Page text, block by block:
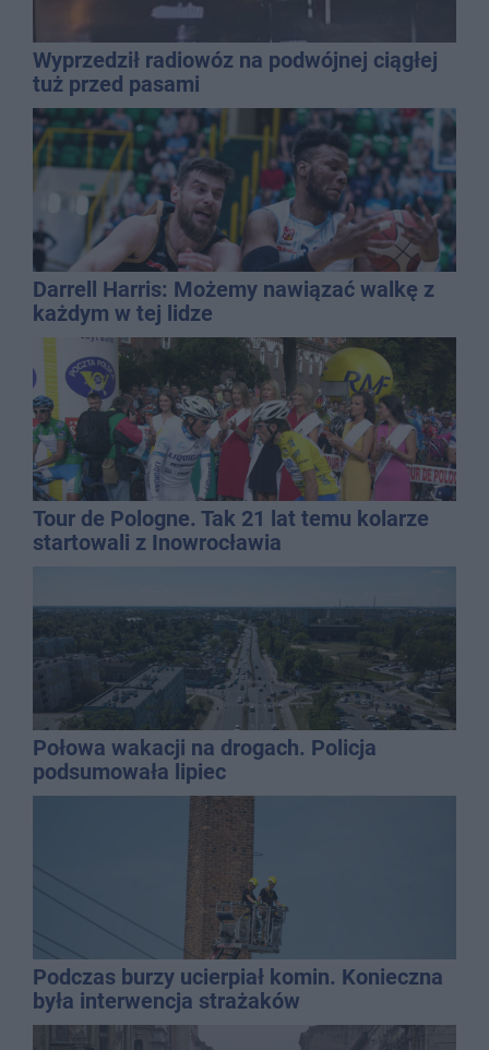
Wyprzedził radiowóz na podwójnej ciągłej
tuż przed pasami
Darrell Harris: Możemy nawiązać walkę z
każdym w tej lidze
Tour de Pologne. Tak 21 lat temu kolarze
startowali z Inowrocławia
Połowa wakacji na drogach. Policja
podsumowała lipiec
Podczas burzy ucierpiał komin. Konieczna
była interwencja strażaków